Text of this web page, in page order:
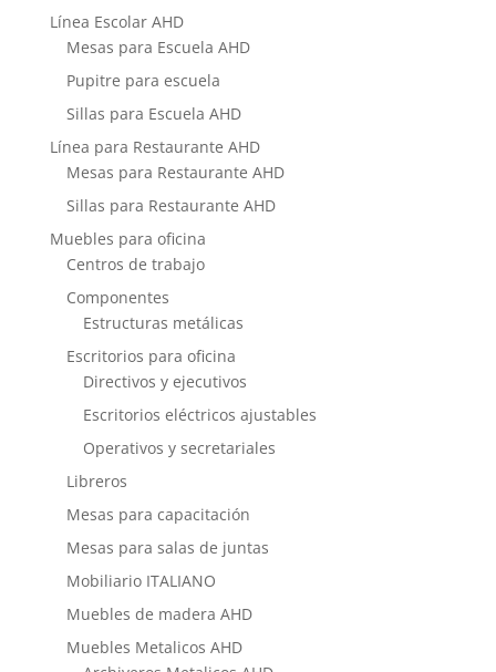
Línea Escolar AHD
Mesas para Escuela AHD
Pupitre para escuela
Sillas para Escuela AHD
Línea para Restaurante AHD
Mesas para Restaurante AHD
Sillas para Restaurante AHD
Muebles para oficina
Centros de trabajo
Componentes
Estructuras metálicas
Escritorios para oficina
Directivos y ejecutivos
Escritorios eléctricos ajustables
Operativos y secretariales
Libreros
Mesas para capacitación
Mesas para salas de juntas
Mobiliario ITALIANO
Muebles de madera AHD
Muebles Metalicos AHD